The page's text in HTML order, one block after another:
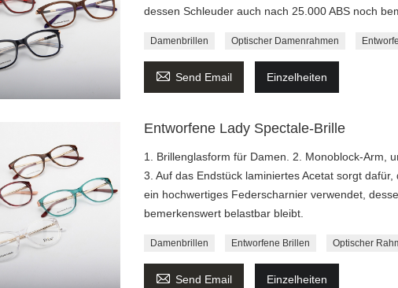
dessen Schleuder auch nach 25.000 ABS noch
Damenbrillen Optischer Damenrahmen
 Send Email Einzelheiten
Entworfene Lady Spectale-Brille
1. Brillenglasform für Damen. 2. Monoblock-Arm,
3. Auf das Endstück laminiertes Acetat sorgt
ein hochwertiges Federscharnier verwendet,
bemerkenswert belastbar bleibt.
Damenbrillen Entworfene Brillen Optischer
 Send Email Einzelheiten